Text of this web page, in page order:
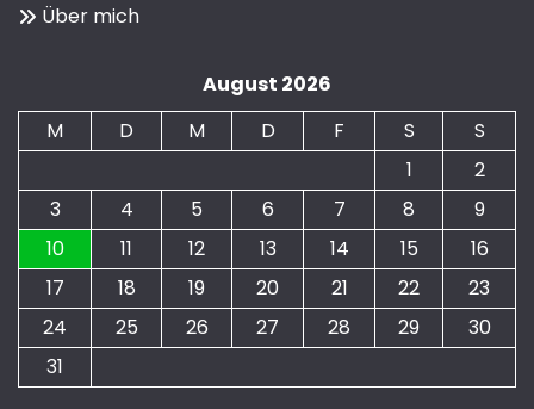
Über mich
August 2026
M
D M D F S
S
1
2
3
4 5 6 7 8
9
10
11 12 13 14 15
16
17
18 19 20 21 22
23
24
25 26 27 28 29
30
31